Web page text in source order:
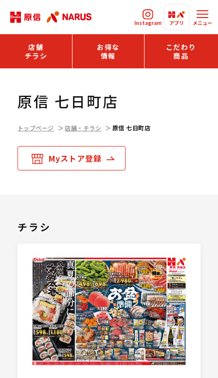
Instagram アプリ メニュー
店舗
チラシ
お得な
情報
こだわり
商品
原信 七日町店
トップページ 店舗・チラシ 原信 七日町店
Myストア登録
チラシ